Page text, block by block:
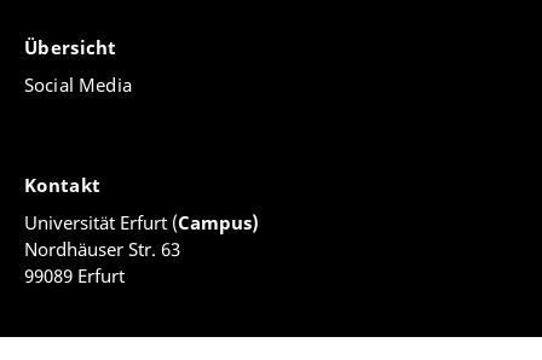
Übersicht
Social Media
Kontakt
Universität Erfurt (Campus)
Nordhäuser Str. 63
99089 Erfurt